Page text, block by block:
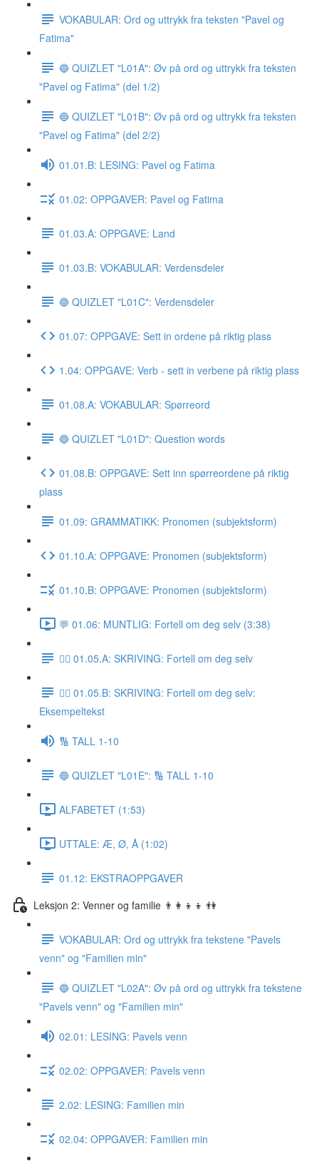
VOKABULAR: Ord og uttrykk fra teksten "Pavel og
Fatima"
🔵 QUIZLET "L01A": Øv på ord og uttrykk fra teksten
"Pavel og Fatima" (del 1/2)
🔵 QUIZLET "L01B": Øv på ord og uttrykk fra teksten
"Pavel og Fatima" (del 2/2)
01.01.B: LESING: Pavel og Fatima
01.02: OPPGAVER: Pavel og Fatima
01.03.A: OPPGAVE: Land
01.03.B: VOKABULAR: Verdensdeler
🔵 QUIZLET "L01C": Verdensdeler
01.07: OPPGAVE: Sett in ordene på riktig plass
1.04: OPPGAVE: Verb - sett in verbene på riktig plass
01.08.A: VOKABULAR: Spørreord
🔵 QUIZLET "L01D": Question words
01.08.B: OPPGAVE: Sett inn spørreordene på riktig
plass
01.09: GRAMMATIKK: Pronomen (subjektsform)
01.10.A: OPPGAVE: Pronomen (subjektsform)
01.10.B: OPPGAVE: Pronomen (subjektsform)
💬 01.06: MUNTLIG: Fortell om deg selv (3:38)
✍🏼 01.05.A: SKRIVING: Fortell om deg selv
✍🏼 01.05.B: SKRIVING: Fortell om deg selv:
Eksempeltekst
🔢 TALL 1-10
🔵 QUIZLET "L01E": 🔢 TALL 1-10
ALFABETET (1:53)
UTTALE: Æ, Ø, Å (1:02)
01.12: EKSTRAOPPGAVER
Leksjon 2: Venner og familie 👨‍👩‍👦‍👦 👫
VOKABULAR: Ord og uttrykk fra tekstene "Pavels
venn" og "Familien min"
🔵 QUIZLET "L02A": Øv på ord og uttrykk fra tekstene
"Pavels venn" og "Familien min"
02.01: LESING: Pavels venn
02.02: OPPGAVER: Pavels venn
2.02: LESING: Familien min
02.04: OPPGAVER: Familien min